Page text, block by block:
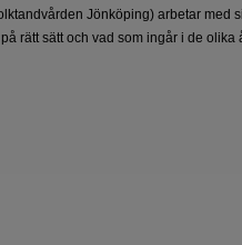
Jönköping) arbetar med
rätt sätt och vad som ingår i de olika